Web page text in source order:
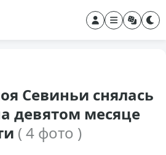
Севиньи снялась
девятом месяце
( 4 фото )